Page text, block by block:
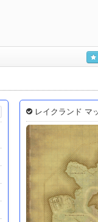
レイクランド マ